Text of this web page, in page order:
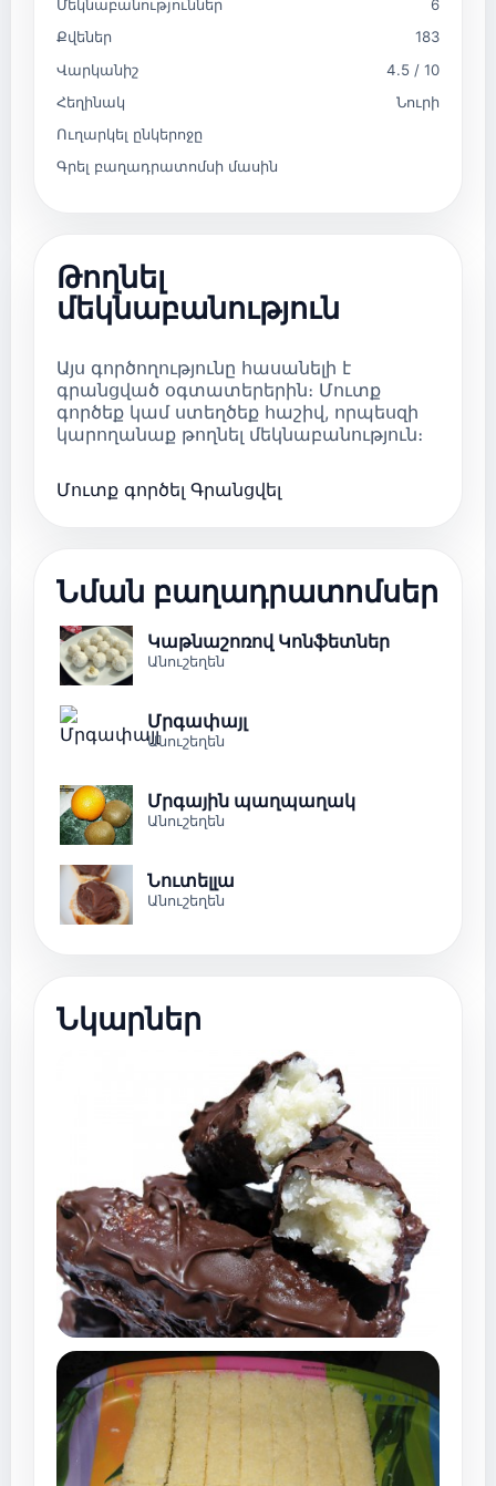
Մեկնաբանություններ
6
Քվեներ
183
Վարկանիշ
4.5 / 10
Հեղինակ
Նուրի
Ուղարկել ընկերոջը
Գրել բաղադրատոմսի մասին
Թողնել
մեկնաբանություն
Այս գործողությունը հասանելի է
գրանցված օգտատերերին։ Մուտք
գործեք կամ ստեղծեք հաշիվ, որպեսզի
կարողանաք թողնել մեկնաբանություն։
Մուտք գործել Գրանցվել
Նման բաղադրատոմսեր
Կաթնաշոռով Կոնֆետներ
Անուշեղեն
Մրգափայլ
Անուշեղեն
Մրգային պաղպաղակ
Անուշեղեն
Նուտելլա
Անուշեղեն
Նկարներ